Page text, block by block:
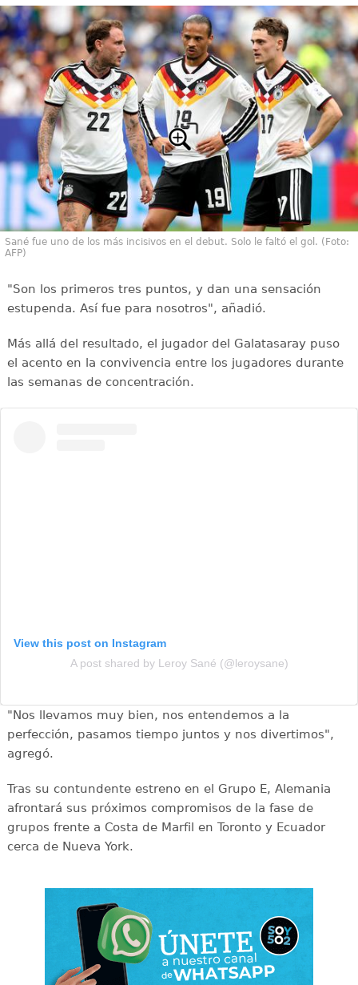
Sané fue uno de los más incisivos en el debut. Solo le faltó el gol. (Foto:
AFP)
"Son los primeros tres puntos, y dan una sensación
estupenda. Así fue para nosotros", añadió.
Más allá del resultado, el jugador del Galatasaray puso
el acento en la convivencia entre los jugadores durante
las semanas de concentración.
View this post on Instagram
A post shared by Leroy Sané (@leroysane)
"Nos llevamos muy bien, nos entendemos a la
perfección, pasamos tiempo juntos y nos divertimos",
agregó.
Tras su contundente estreno en el Grupo E, Alemania
afrontará sus próximos compromisos de la fase de
grupos frente a Costa de Marfil en Toronto y Ecuador
cerca de Nueva York.